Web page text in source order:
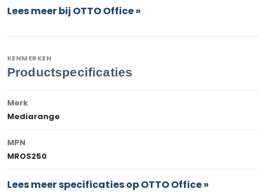
Lees meer bij OTTO Office »
KENMERKEN
Productspecificaties
Merk
Mediarange
MPN
MROS250
Lees meer specificaties op OTTO Office »